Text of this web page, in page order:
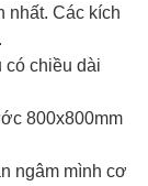
nhất. Các kích
có chiều dài
800x800mm
ngâm mình cơ